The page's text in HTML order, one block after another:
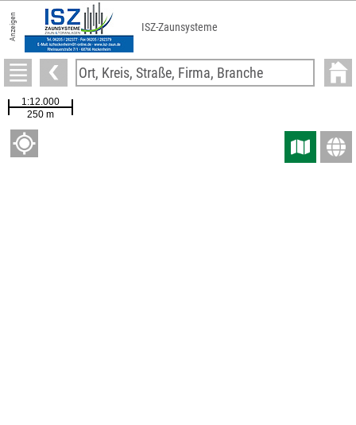
Anzeigen ISZ-Zaunsysteme